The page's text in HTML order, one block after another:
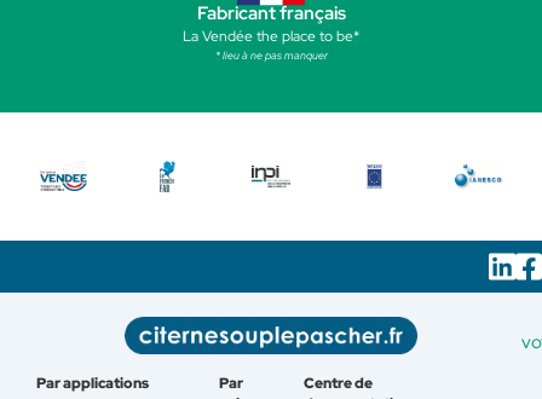
Fabricant français
La Vendée the place to be*
* lieu à ne pas manquer
Par applications
Par
Centre de